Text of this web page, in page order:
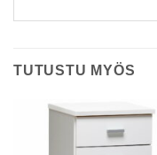
TUTUSTU MYÖS